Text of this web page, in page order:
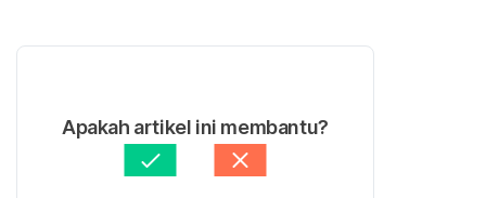
Apakah artikel ini membantu?